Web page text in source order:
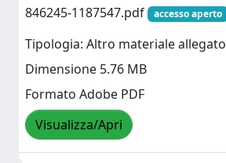
846245-1187547.pdf
accesso aperto
Tipologia: Altro materiale allegato
Dimensione 5.76 MB
Formato Adobe PDF
Visualizza/Apri